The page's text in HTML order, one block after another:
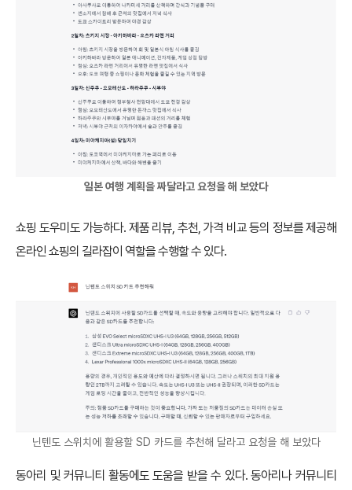
일본 여행 계획을 짜달라고 요청을 해 보았다
쇼핑 도우미도 가능하다. 제품 리뷰, 추천, 가격 비교 등의 정보를 제공해
온라인 쇼핑의 길라잡이 역할을 수행할 수 있다.
닌텐도 스위치에 활용할 SD 카드를 추천해 달라고 요청을 해 보았다
동아리 및 커뮤니티 활동에도 도움을 받을 수 있다. 동아리나 커뮤니티